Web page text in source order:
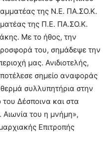
της Ν.Ε. ΠΑ.ΣΟ.Κ.
της Π.Ε. ΠΑ.ΣΟ.Κ.
Με το ήθος, την
του, σημάδεψε την
μας. Ανιδιοτελής,
σημείο αναφοράς
συλλυπητήρια στην
του Δέσποινα και στα
Αιωνία του η μνήμη»,
Επιτροπής